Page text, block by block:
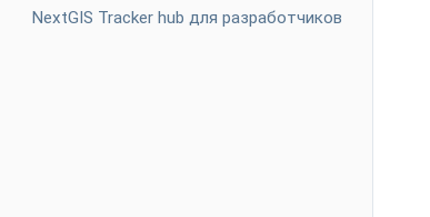
NextGIS Tracker hub для разработчиков